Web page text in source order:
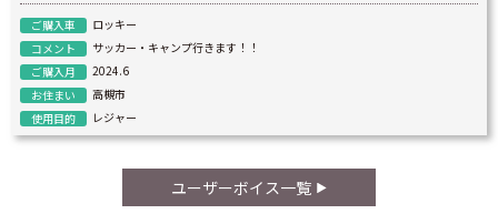
ご購入車
ロッキー
コメント
サッカー・キャンプ行きます！！
ご購入月
2024.6
お住まい
高槻市
使用目的
レジャー
ユーザーボイス一覧